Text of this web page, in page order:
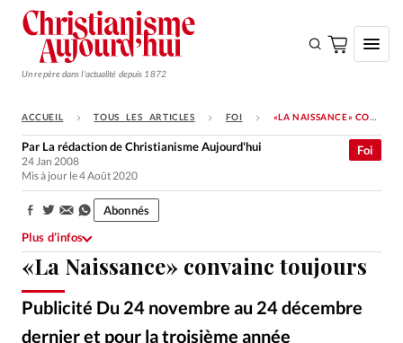
Un repère dans l'actualité depuis 1872
S'ABONNER
Monde
Opinions
Tous les articles
Faire un don
Emploi
ACCUEIL TOUS LES ARTICLES FOI «LA NAISSANCE» CONVAINC TOUJOURS
«La Naissance» convainc toujours
Publicité Du 24 novembre au 24 décembre
dernier et pour la troisième année
Foi
Par La rédaction de Christianisme Aujourd'hui
24 Jan 2008
Mis à jour le 4 Août 2020
Partager:
Abonnés
Plus d’infos